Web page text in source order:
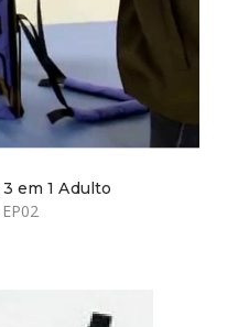
em 1 Adulto